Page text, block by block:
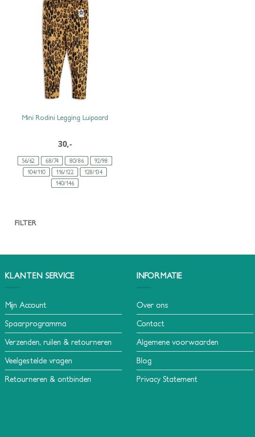
56/62 68/74 80/86
92/98
104/110
116/122
128/134
140/146
Mini Rodini Legging Luipaard
30,-
FILTER
KLANTEN SERVICE
Mijn Account
Spaarprogramma
Verzenden, ruilen & retourneren
Veelgestelde vragen
Retourneren & ontbinden
INFORMATIE
Over ons
Contact
Algemene voorwaarden
Blog
Privacy Statement